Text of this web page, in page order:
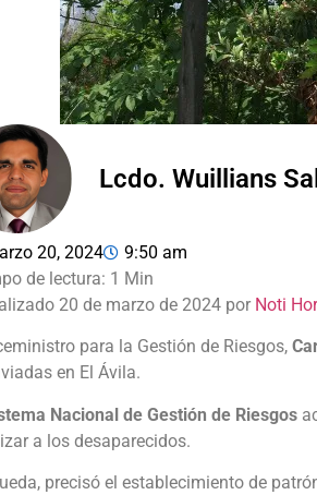
Lcdo. Wuillians
20, 2024 9:50 am
20 de marzo de 2024 por Noti
para la Gestión de Riesgos,
en El Ávila.
Nacional de Gestión de Riesgos
a los desaparecidos.
precisó el establecimiento de